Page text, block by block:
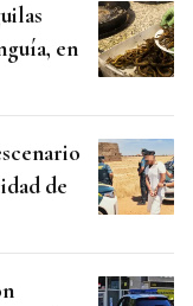
en
de